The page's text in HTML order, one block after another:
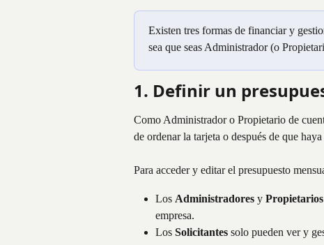
Existen tres formas de financiar y
sea que seas Administrador (o
1. Definir un
Como Administrador o Propietario de
de ordenar la tarjeta o después de que
Para acceder y editar el presupuesto
Los Administradores y
empresa.
Los Solicitantes solo pueden ver y